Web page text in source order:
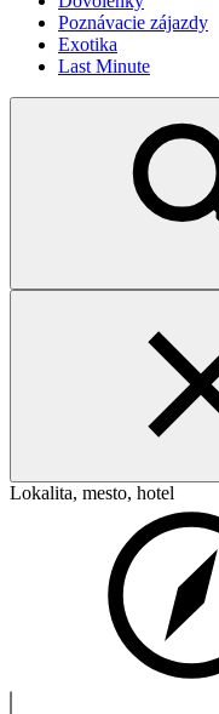
Poznávacie zájazdy
Exotika
Last Minute
Lokalita, mesto, hotel